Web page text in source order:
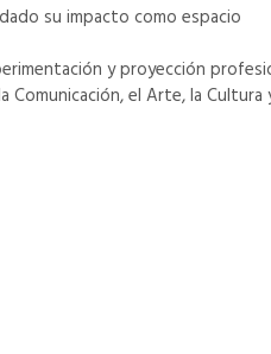
su impacto como espacio
y proyección
el Arte, la Cultura